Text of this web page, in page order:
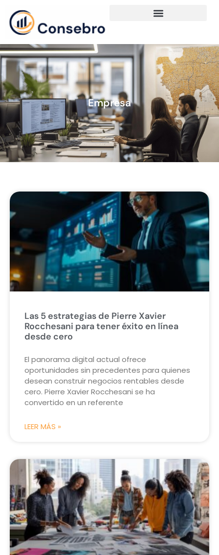
Empresa
Las 5 estrategias de Pierre Xavier
Rocchesani para tener éxito en línea
desde cero
El panorama digital actual ofrece
oportunidades sin precedentes para quienes
desean construir negocios rentables desde
cero. Pierre Xavier Rocchesani se ha
convertido en un referente
LEER MÁS »